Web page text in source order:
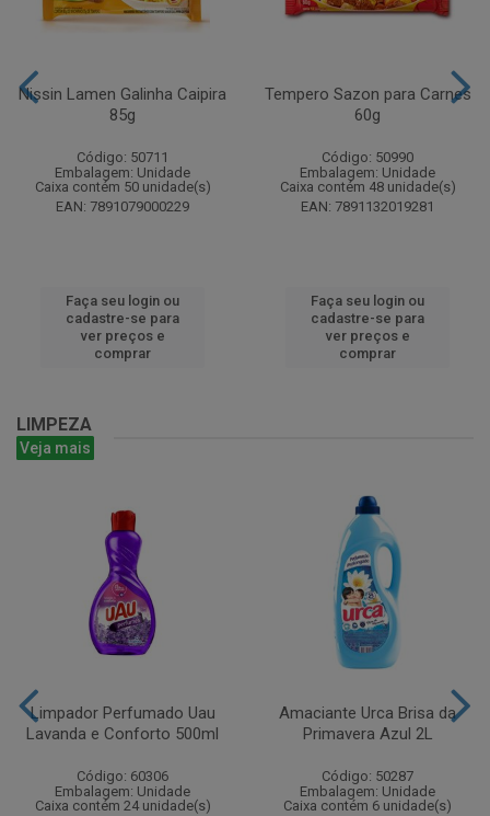
Nissin Lamen Galinha Caipira
85g
Código: 50711
Embalagem: Unidade
Caixa contém 50 unidade(s)
EAN: 7891079000229
Faça seu login ou
cadastre-se para
ver preços e
comprar
Tempero Sazon para Carnes
60g
Código: 50990
Embalagem: Unidade
Caixa contém 48 unidade(s)
EAN: 7891132019281
Faça seu login ou
cadastre-se para
ver preços e
comprar
LIMPEZA
Veja mais
Limpador Perfumado Uau
Lavanda e Conforto 500ml
Código: 60306
Embalagem: Unidade
Caixa contém 24 unidade(s)
Amaciante Urca Brisa da
Primavera Azul 2L
Código: 50287
Embalagem: Unidade
Caixa contém 6 unidade(s)